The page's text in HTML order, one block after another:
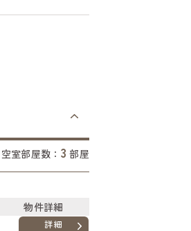
空室部屋数： 3 部屋
物件詳細
詳細